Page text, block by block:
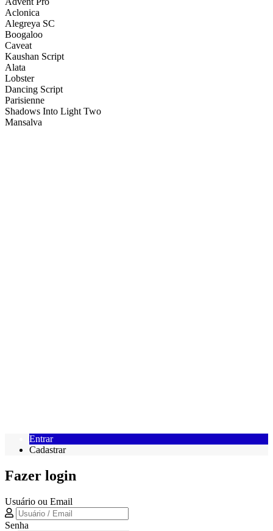
Aclonica
Alegreya SC
Boogaloo
Caveat
Kaushan Script
Alata
Lobster
Dancing Script
Parisienne
Shadows Into Light Two
Mansalva
Entrar
Cadastrar
Fazer login
Usuário ou Email
Senha